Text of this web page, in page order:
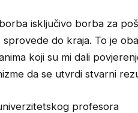
isključivo borba za
sprovede do kraja. To je
koji su mi dali
da se utvrdi stvarni
profesora